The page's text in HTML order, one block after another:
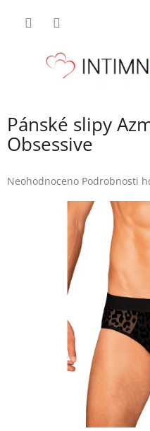
Pánské slipy
Obsessive
Průměrné
Neohodnoceno Podrobnosti